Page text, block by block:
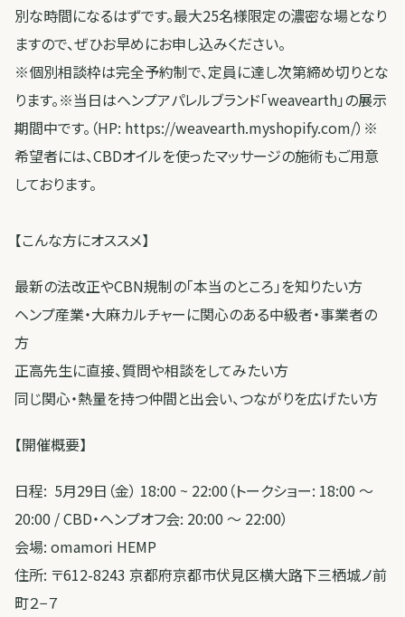
別な時間になるはずです。最大25名様限定の濃密な場となり
ますので、ぜひお早めにお申し込みください。
※個別相談枠は完全予約制で、定員に達し次第締め切りとな
ります。※当日はヘンプアパレルブランド「weavearth」の展示
期間中です。（HP: https://weavearth.myshopify.com/）※
希望者には、CBDオイルを使ったマッサージの施術もご用意
しております。
【こんな方にオススメ】
最新の法改正やCBN規制の「本当のところ」を知りたい方
ヘンプ産業・大麻カルチャーに関心のある中級者・事業者の
方
正高先生に直接、質問や相談をしてみたい方
同じ関心・熱量を持つ仲間と出会い、つながりを広げたい方
【開催概要】
日程: 5月29日（金） 18:00 ~ 22:00（トークショー: 18:00 〜
20:00 / CBD・ヘンプオフ会: 20:00 ～ 22:00）
会場: omamori HEMP
住所: 〒612-8243 京都府京都市伏見区横大路下三栖城ノ前
町２−７